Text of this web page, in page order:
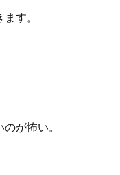
す。
が怖い。